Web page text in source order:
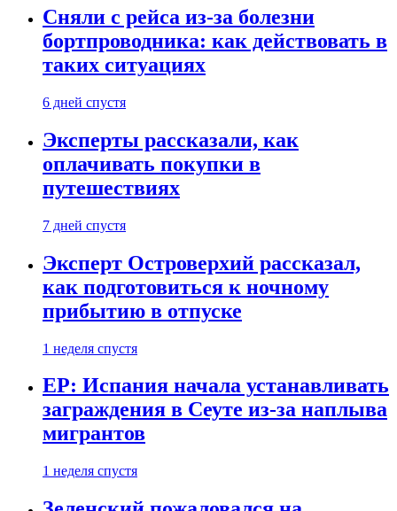
Сняли с рейса из-за болезни
бортпроводника: как действовать в
таких ситуациях
6 дней спустя
Эксперты рассказали, как
оплачивать покупки в
путешествиях
7 дней спустя
Эксперт Островерхий рассказал,
как подготовиться к ночному
прибытию в отпуске
1 неделя спустя
EP: Испания начала устанавливать
заграждения в Сеуте из-за наплыва
мигрантов
1 неделя спустя